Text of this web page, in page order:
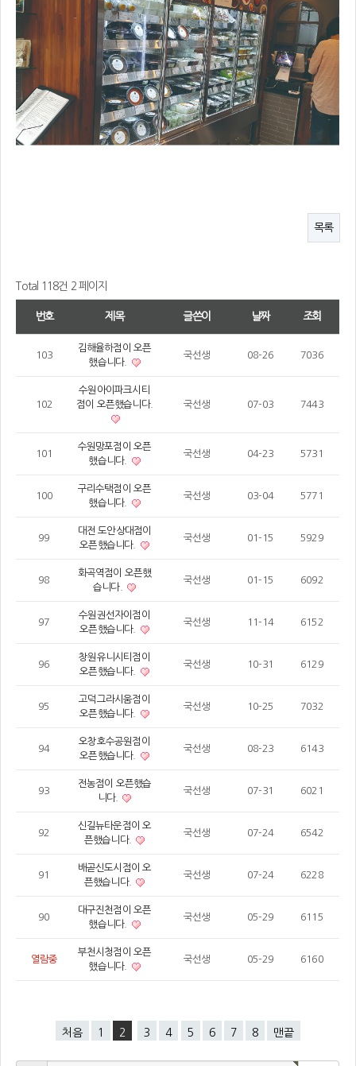
목록
Total 118건 2 페이지
번호 제목 글쓴이 날짜 조회
103
김해율하점이 오픈
했습니다.
국선생 08-26 7036
102
수원아이파크시티
점이 오픈했습니다.
국선생 07-03 7443
101
수원망포점이 오픈
했습니다.
국선생 04-23 5731
100
구리수택점이 오픈
했습니다.
국선생 03-04 5771
99
대전 도안상대점이
오픈했습니다.
국선생 01-15 5929
98
화곡역점이 오픈했
습니다.
국선생 01-15 6092
97
수원권선자이점이
오픈했습니다.
국선생 11-14 6152
96
창원유니시티점이
오픈했습니다.
국선생 10-31 6129
95
고덕그라시움점이
오픈했습니다.
국선생 10-25 7032
94
오창호수공원점이
오픈했습니다.
국선생 08-23 6143
93
전농점이 오픈했습
니다.
국선생 07-31 6021
92
신길뉴타운점이 오
픈했습니다.
국선생 07-24 6542
91
배곧신도시점이 오
픈했습니다.
국선생 07-24 6228
90
대구진천점이 오픈
했습니다.
국선생 05-29 6115
열람중
부천시청점이 오픈
했습니다.
국선생 05-29 6160
처음 1 2 3 4 5 6 7 8 맨끝